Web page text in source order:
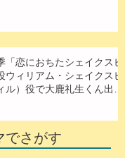
「恋におちたシェイクスピ
ウィリアム・シェイクスピ
ル）役で大鹿礼生くん出
でさがす